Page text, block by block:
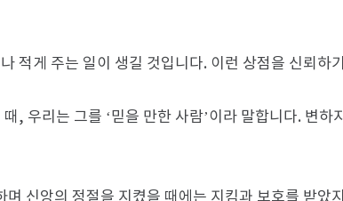
적게 주는 일이 생길 것입니다. 이런 상점을 신뢰하
, 우리는 그를 ‘믿을 만한 사람’이라 말합니다. 변하
신앙의 정절을 지켰을 때에는 지킴과 보호를 받았